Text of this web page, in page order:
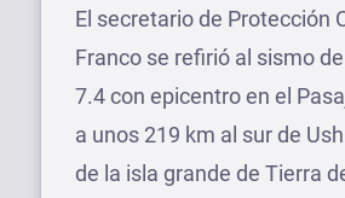
el
El secretario de Protección
Franco se refirió al sismo
7.4 con epicentro en el
a unos 219 km al sur de
de la isla grande de Tierra